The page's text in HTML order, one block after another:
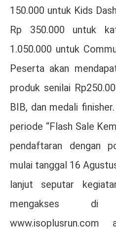
150.000 untuk Kids
Rp 350.000 untuk
1.050.000 untuk
Peserta akan
produk senilai
BIB, dan medali
periode “Flash Sale
pendaftaran dengan
mulai tanggal 16
lanjut seputar
mengakses